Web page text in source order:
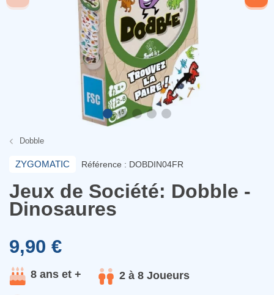
Dobble
ZYGOMATIC Référence : DOBDIN04FR
Jeux de Société: Dobble -
Dinosaures
9,90 €
8 ans et + 2 à 8 Joueurs